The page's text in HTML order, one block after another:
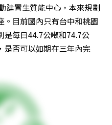
建置生質能中心，本來規劃
目前國內只有台中和桃園
是每日44.7公噸和74.7公
是否可以如期在三年內完